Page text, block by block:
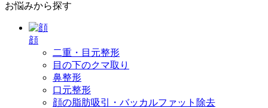
お悩みから探す
顔
二重・目元整形
目の下のクマ取り
鼻整形
口元整形
顔の脂肪吸引・バッカルファット除去